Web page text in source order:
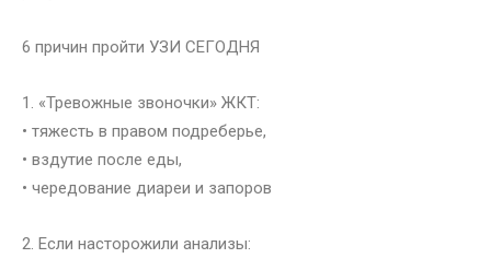
6 причин пройти УЗИ СЕГОДНЯ
1. «Тревожные звоночки» ЖКТ:
• тяжесть в правом подреберье,
• вздутие после еды,
• чередование диареи и запоров
2. Если насторожили анализы: